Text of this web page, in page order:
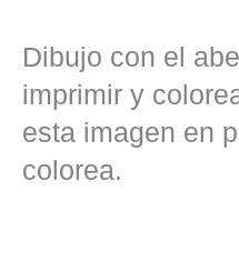
Dibujo con el
imprimir y
esta imagen en
colorea.